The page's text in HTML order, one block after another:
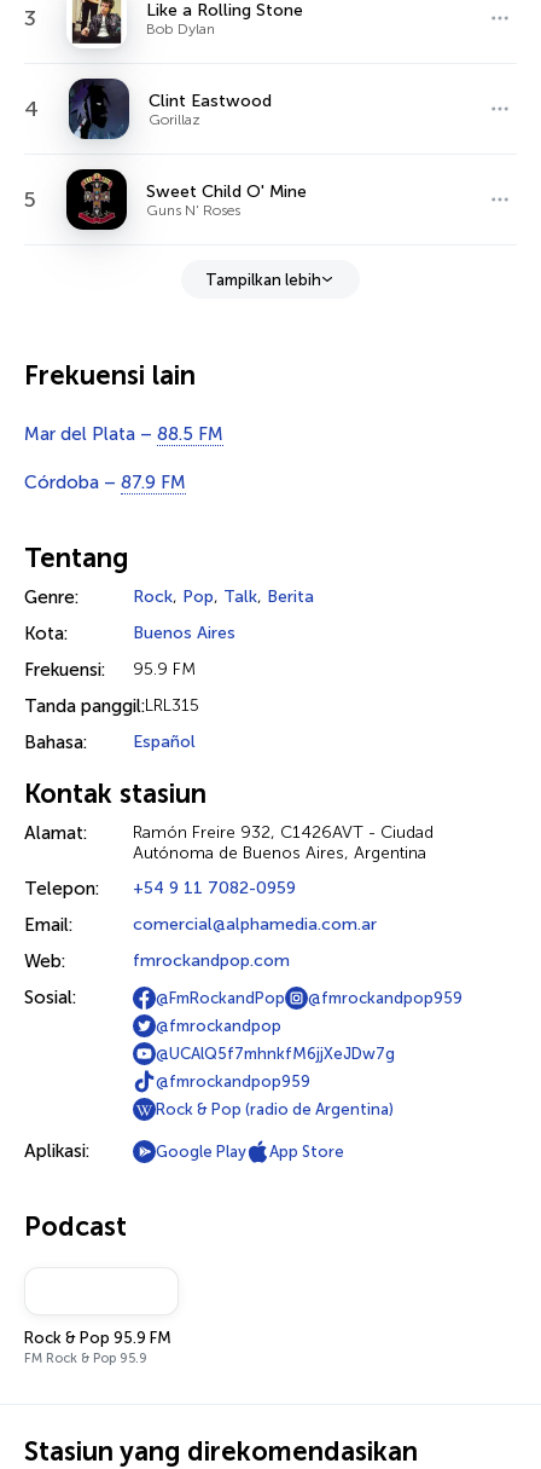
3 Like a Rolling Stone
Bob Dylan
4 Clint Eastwood
Gorillaz
5 Sweet Child O' Mine
Guns N' Roses
Tampilkan lebih
Frekuensi lain
Mar del Plata – 88.5 FM
Córdoba – 87.9 FM
Tentang
Genre: Rock, Pop, Talk, Berita
Kota: Buenos Aires
Frekuensi: 95.9 FM
Tanda panggil:LRL315
Bahasa: Español
Kontak stasiun
Alamat:
Ramón Freire 932, C1426AVT - Ciudad
Autónoma de Buenos Aires, Argentina
Telepon: +54 9 11 7082-0959
Email: comercial@alphamedia.com.ar
Web: fmrockandpop.com
Sosial: @FmRockandPop
@fmrockandpop959
@fmrockandpop
@UCAlQ5f7mhnkfM6jjXeJDw7g
@fmrockandpop959
Rock & Pop (radio de Argentina)
Aplikasi: Google Play App Store
Podcast
Rock & Pop 95.9 FM
FM Rock & Pop 95.9
Stasiun yang direkomendasikan